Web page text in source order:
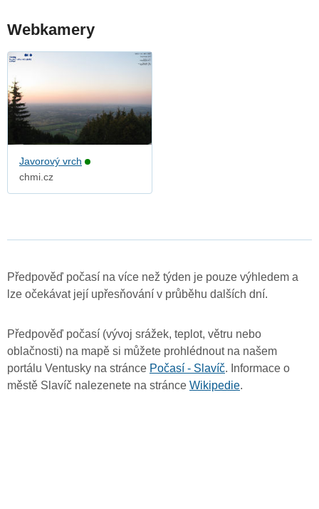
Webkamery
Javorový vrch
chmi.cz
Předpověď počasí na více než týden je pouze výhledem a
lze očekávat její upřesňování v průběhu dalších dní.
Předpověď počasí (vývoj srážek, teplot, větru nebo
oblačnosti) na mapě si můžete prohlédnout na našem
portálu Ventusky na stránce Počasí - Slavíč. Informace o
městě Slavíč nalezenete na stránce Wikipedie.